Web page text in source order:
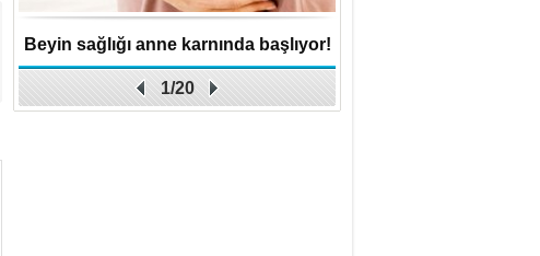
Beyin sağlığı anne karnında başlıyor!
1/20